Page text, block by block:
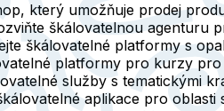
který umožňuje prodej
škálovatelnou agenturu
škálovatelné platformy s
platformy pro kurzy pro
služby s tematickými
aplikace pro